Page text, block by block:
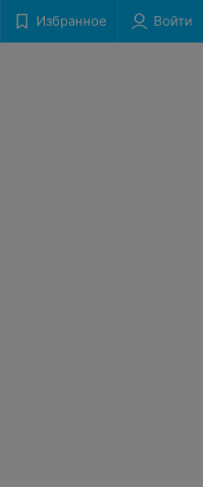
Избранное Войти